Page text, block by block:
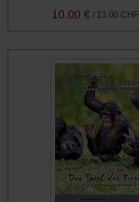
13.00 CHF
/
10.00 €